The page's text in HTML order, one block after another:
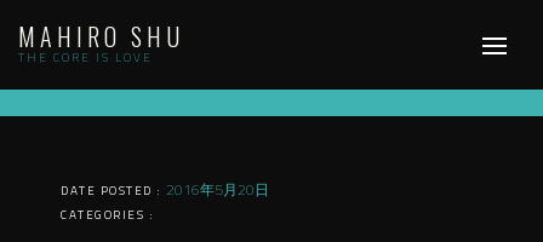
content
MAHIRO SHU
THE CORE IS LOVE
DATE POSTED : 2016年5月20日
CATEGORIES :